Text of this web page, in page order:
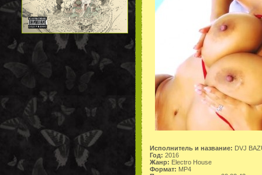
Исполнитель и название: DVJ
Год: 2016
Жанр: Electro House
Формат: MP4